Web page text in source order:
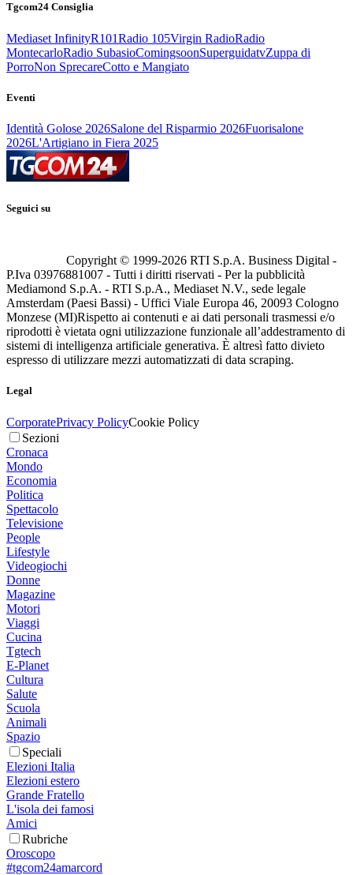
Tgcom24 Consiglia
Mediaset InfinityR101Radio 105Virgin RadioRadio
MontecarloRadio SubasioComingsoonSuperguidatvZuppa di
PorroNon SprecareCotto e Mangiato
Eventi
Identità Golose 2026Salone del Risparmio 2026Fuorisalone
2026L'Artigiano in Fiera 2025
Seguici su
Copyright © 1999-2026 RTI S.p.A. Business Digital -
P.Iva 03976881007 - Tutti i diritti riservati - Per la pubblicità
Mediamond S.p.A. - RTI S.p.A., Mediaset N.V., sede legale
Amsterdam (Paesi Bassi) - Uffici Viale Europa 46, 20093 Cologno
Monzese (MI)Rispetto ai contenuti e ai dati personali trasmessi e/o
riprodotti è vietata ogni utilizzazione funzionale all’addestramento di
sistemi di intelligenza artificiale generativa. È altresì fatto divieto
espresso di utilizzare mezzi automatizzati di data scraping.
Legal
CorporatePrivacy PolicyCookie Policy
Sezioni
Cronaca
Mondo
Economia
Politica
Spettacolo
Televisione
People
Lifestyle
Videogiochi
Donne
Magazine
Motori
Viaggi
Cucina
Tgtech
E-Planet
Cultura
Salute
Scuola
Animali
Spazio
Speciali
Elezioni Italia
Elezioni estero
Grande Fratello
L'isola dei famosi
Amici
Rubriche
Oroscopo
#tgcom24amarcord